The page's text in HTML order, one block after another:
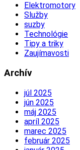
Elektromotory
Služby
suzby
Technológie
Tipy a triky
Zaujímavosti
Archív
júl 2025
jún 2025
máj 2025
apríl 2025
marec 2025
február 2025